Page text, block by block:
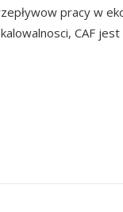
pracy w
CAF